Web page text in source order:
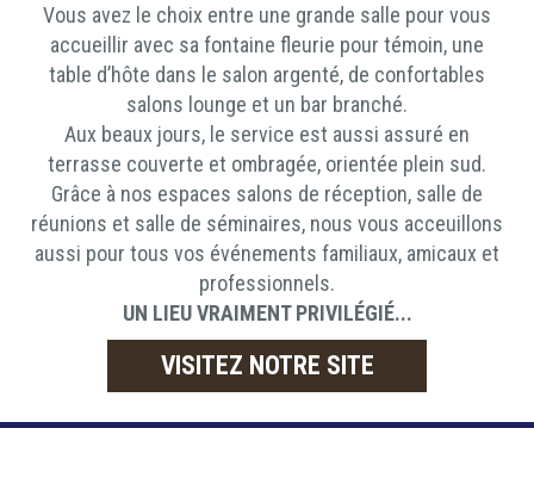
Vous avez le choix entre une grande salle pour vous
accueillir avec sa fontaine fleurie pour témoin, une
table d’hôte dans le salon argenté, de confortables
salons lounge et un bar branché.
Aux beaux jours, le service est aussi assuré en
terrasse couverte et ombragée, orientée plein sud.
Grâce à nos espaces salons de réception, salle de
réunions et salle de séminaires, nous vous acceuillons
aussi pour tous vos événements familiaux, amicaux et
professionnels.
UN LIEU VRAIMENT PRIVILÉGIÉ...
VISITEZ NOTRE SITE